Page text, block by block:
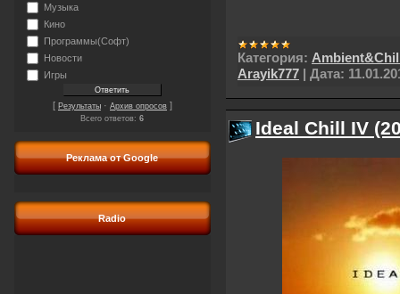
Музыка
Кино
Программы(Софт)
Новости
Игры
[ Результаты · Архив опросов ]
Всего ответов:6
Реклама от Google
Radio
Категория:
Arayik777 | Дата:
Ideal Chill IV